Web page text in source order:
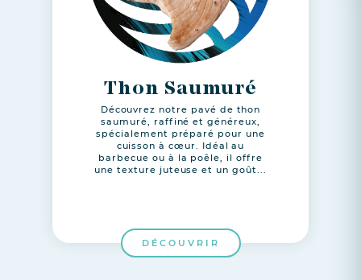
Thon Saumuré
Découvrez notre pavé de thon
saumuré, raffiné et généreux,
spécialement préparé pour une
cuisson à cœur. Idéal au
barbecue ou à la poêle, il offre
une texture juteuse et un goût...
DÉCOUVRIR